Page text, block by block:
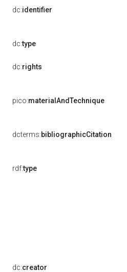
dc:identifier
dc:type
dc:rights
pico:materialAndTechnique
dcterms:bibliographicCitation
rdf:type
dc:creator